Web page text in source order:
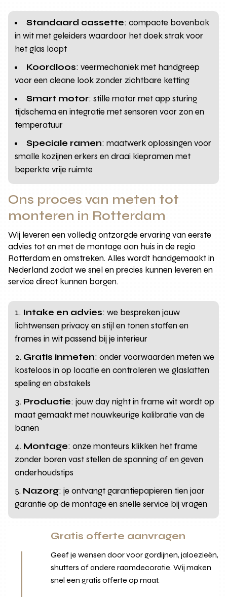
Standaard cassette: compacte bovenbak
in wit met geleiders waardoor het doek strak voor
het glas loopt
Koordloos: veermechaniek met handgreep
voor een cleane look zonder zichtbare ketting
Smart motor: stille motor met app sturing
tijdschema en integratie met sensoren voor zon en
temperatuur
Speciale ramen: maatwerk oplossingen voor
smalle kozijnen erkers en draai kiepramen met
beperkte vrije ruimte
Ons proces van meten tot
monteren in Rotterdam
Wij leveren een volledig ontzorgde ervaring van eerste
advies tot en met de montage aan huis in de regio
Rotterdam en omstreken. Alles wordt handgemaakt in
Nederland zodat we snel en precies kunnen leveren en
service direct kunnen borgen.
Intake en advies: we bespreken jouw
lichtwensen privacy en stijl en tonen stoffen en
frames in wit passend bij je interieur
Gratis inmeten: onder voorwaarden meten we
kosteloos in op locatie en controleren we glaslatten
speling en obstakels
Productie: jouw day night in frame wit wordt op
maat gemaakt met nauwkeurige kalibratie van de
banen
Montage: onze monteurs klikken het frame
zonder boren vast stellen de spanning af en geven
onderhoudstips
Nazorg: je ontvangt garantiepapieren tien jaar
garantie op de montage en snelle service bij vragen
Gratis offerte aanvragen
Geef je wensen door voor gordijnen, jaloezieën,
shutters of andere raamdecoratie. Wij maken
snel een gratis offerte op maat.